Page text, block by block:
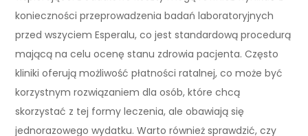
konieczności przeprowadzenia badań laboratoryjnych
przed wszyciem Esperalu, co jest standardową procedurą
mającą na celu ocenę stanu zdrowia pacjenta. Często
kliniki oferują możliwość płatności ratalnej, co może być
korzystnym rozwiązaniem dla osób, które chcą
skorzystać z tej formy leczenia, ale obawiają się
jednorazowego wydatku. Warto również sprawdzić, czy